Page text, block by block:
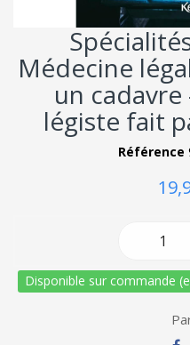
Médecine
un
légiste fait
Référence
Disponible sur commande